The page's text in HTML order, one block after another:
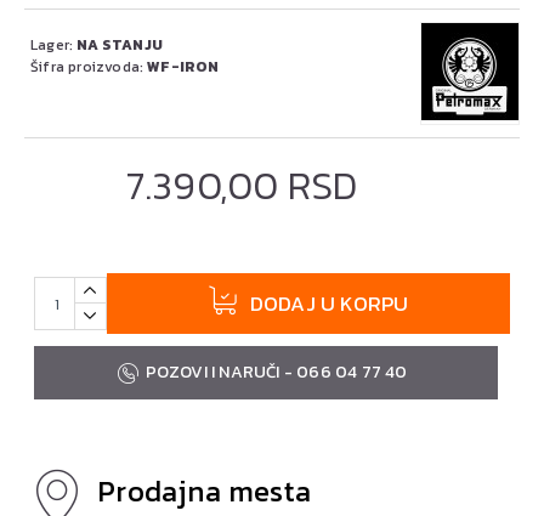
7.390,00 RSD
Lager: NA STANJU
Šifra proizvoda: WF-IRON
DODAJ U KORPU
POZOVI I NARUČI - 066 04 77 40
Prodajna mesta